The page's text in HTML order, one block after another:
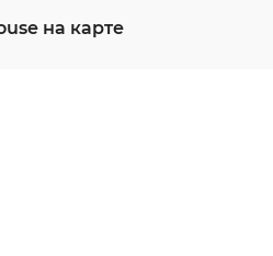
на карте